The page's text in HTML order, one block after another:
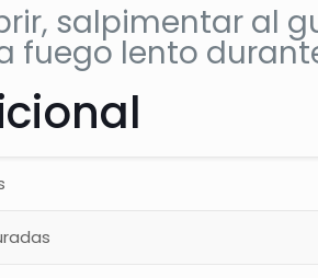
salpimentar al
fuego lento